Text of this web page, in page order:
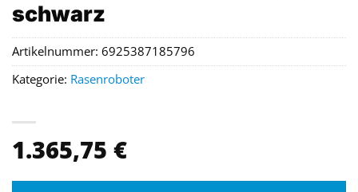
schwarz
1.365,75 €
Artikelnummer: 6925387185796
Kategorie: Rasenroboter